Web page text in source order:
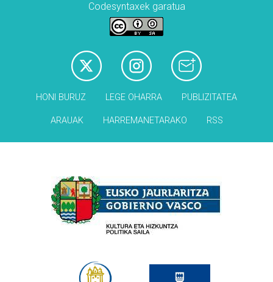
Codesyntaxek garatua
HONI BURUZ LEGE OHARRA PUBLIZITATEA
ARAUAK HARREMANETARAKO RSS